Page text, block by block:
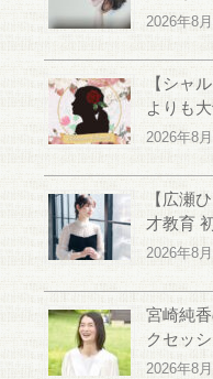
2026年8
【シャ
よりも
2026年8
【広瀬
才教育
2026年8
宮崎純
クセッ
2026年8